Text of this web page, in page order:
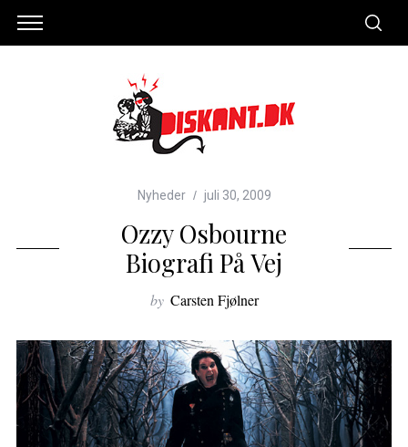
Nyheder juli 30, 2009
Ozzy Osbourne
Biografi På Vej
by Carsten Fjølner